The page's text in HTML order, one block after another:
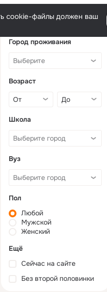
cookie-файлы должен ваш
Город проживания
Возраст
Школа
Вуз
Пол
Любой
Мужской
Женский
Ещё
Сейчас на сайте
Без второй половинки